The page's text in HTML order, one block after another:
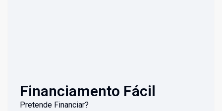
Financiamento Fácil
Pretende Financiar?